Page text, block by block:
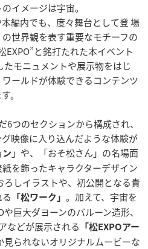
イメージは宇宙。
編内でも、度々舞台として登 場
世界観を表す重要なモチーフの
EXPO”と銘打たれた本イベント
モニュメントや展示物をはじ
ールドが体験できるコンテンツ
。
つのセクションから構成され、
グ映像に入り込んだような体験が
ン 」や、「おそ松さん」の名場面
を飾ったキャラクターデザイン
しイラストや、初公開となる貴
「松ワーク」 。加えて、宇宙を
巨大ダヨーンのバルーン造形、
などが展示される
「松EXPOアー
見られないオリジナルムービーな